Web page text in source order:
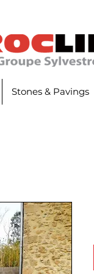
Stones & Pavings